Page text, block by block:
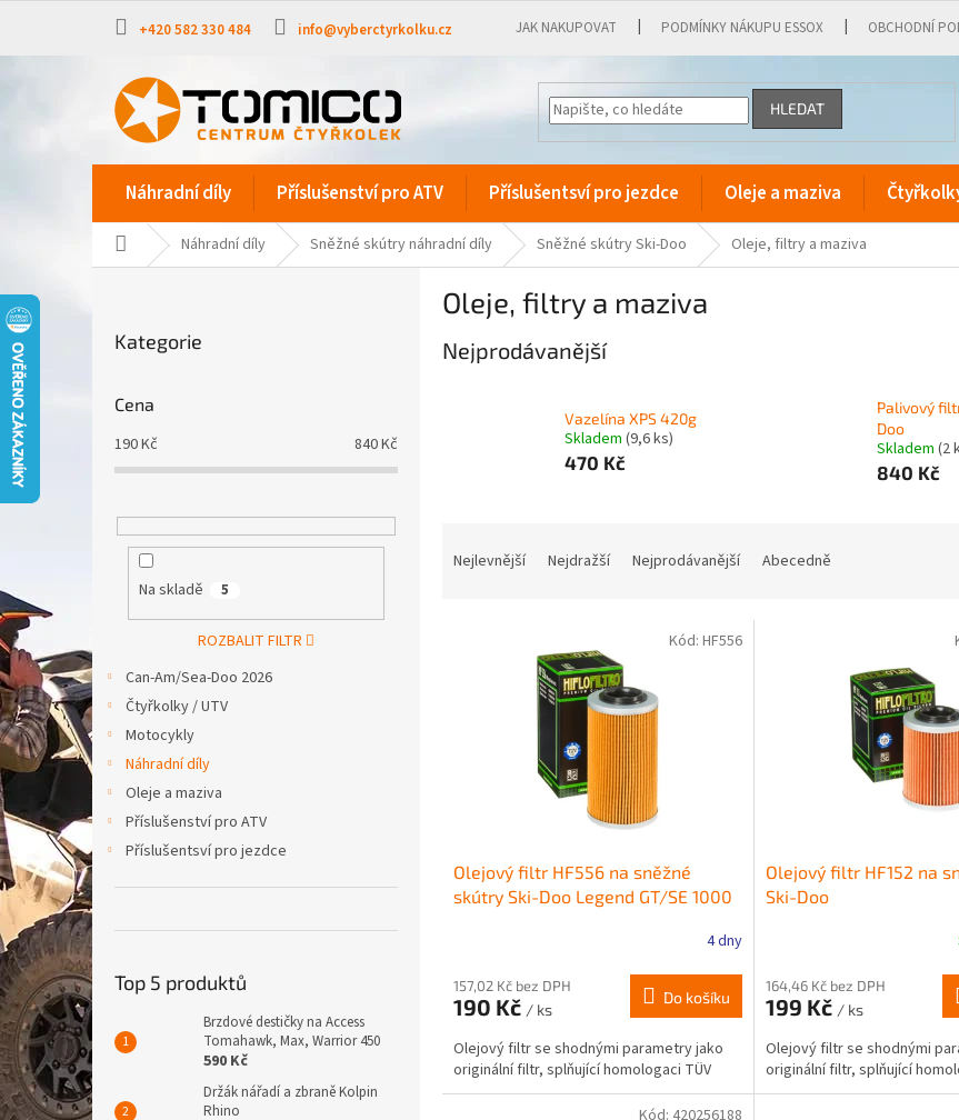
obsah
+420 582 330 484 info@vyberctyrkolku.cz JAK NAKUPOVAT PODMÍNKY NÁKUPU ESSOX OBCHODNÍ
HLEDAT
Náhradní díly Příslušenství pro ATV Příslušentsví pro jezdce Oleje a maziva
Domů Náhradní díly Sněžné skútry náhradní díly Sněžné skútry Ski-Doo Oleje, filtry a maziva
kategorie
Kategorie
Cena
190Kč 840Kč
Na skladě 5
ROZBALIT FILTR
Can-Am/Sea-Doo 2026
Čtyřkolky / UTV
Motocykly
Náhradní díly
Oleje a maziva
Příslušenství pro ATV
Příslušentsví pro jezdce
Top 5 produktů
Brzdové destičky na Access
Tomahawk, Max, Warrior 450
590 Kč
Držák nářadí a zbraně Kolpin
Rhino
Oleje, filtry a maziva
Nejprodávanější
Vazelína XPS 420g
Skladem (9,6 ks)
470 Kč
Palivový
Doo
Skladem (2
840 Kč
Nejlevnější Nejdražší Nejprodávanější Abecedně
Olejový filtr HF556 na sněžné
skútry Ski-Doo Legend GT/SE 1000
4 dny
157,02 Kč bez DPH
190 Kč / ks
Do košíku
Olejový filtr se shodnými parametry jako
originální filtr, splňující homologaci TÜV
Kód: HF556
Olejový filtr HF152 na
Ski-Doo
164,46 Kč bez DPH
199 Kč / ks
Olejový filtr se shodnými
originální filtr, splňující
Kód: 420256188